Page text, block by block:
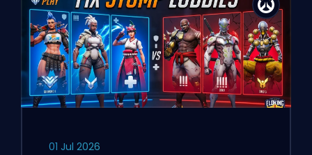
01 Jul 2026